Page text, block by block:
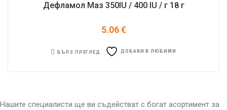
Дефламол Маз 350IU / 400 IU / г 18 г
5.06€
БЪРЗ ПРЕГЛЕД ДОБАВИ В ЛЮБИМИ
Нашите специалисти ще ви съдействат с богат асортимент за